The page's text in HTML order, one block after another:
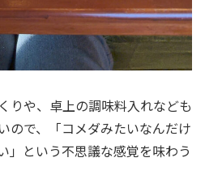
りや、卓上の調味料入れなども
ので、「コメダみたいなんだけ
」という不思議な感覚を味わう